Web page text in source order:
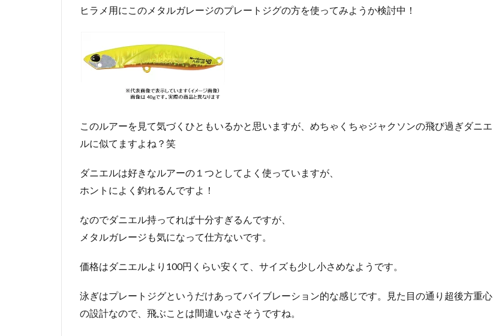
ヒラメ用にこのメタルガレージのプレートジグの方を使ってみようか検討中！
このルアーを見て気づくひともいるかと思いますが、めちゃくちゃジャクソンの飛び過ぎダニエ
ルに似てますよね？笑
ダニエルは好きなルアーの１つとしてよく使っていますが、
ホントによく釣れるんですよ！
なのでダニエル持ってれば十分すぎるんですが、
メタルガレージも気になって仕方ないです。
価格はダニエルより100円くらい安くて、サイズも少し小さめなようです。
泳ぎはプレートジグというだけあってバイブレーション的な感じです。見た目の通り超後方重心
の設計なので、飛ぶことは間違いなさそうですね。